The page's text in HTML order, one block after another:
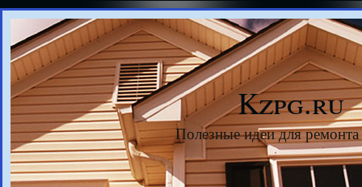
Kzpg.ru
Полезные идеи для